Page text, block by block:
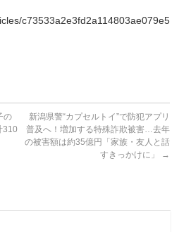
の
310
新潟県警“カプセルトイ”で防犯アプリ
普及へ！増加する特殊詐欺被害…去年
の被害額は約35億円「家族・友人と話
すきっかけに」
→